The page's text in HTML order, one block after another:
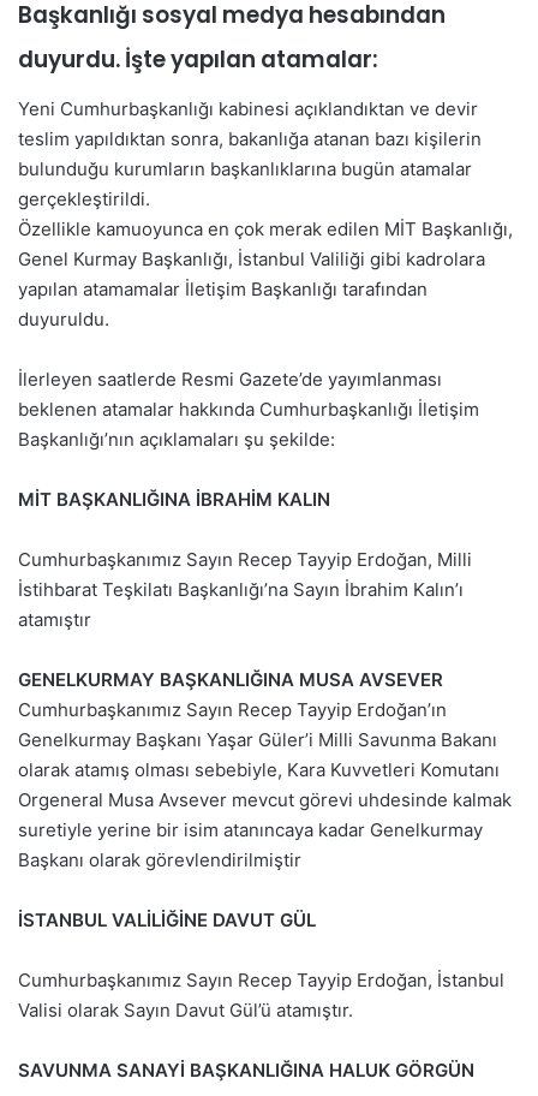
Başkanlığı sosyal medya hesabından
duyurdu. İşte yapılan atamalar:
Yeni Cumhurbaşkanlığı kabinesi açıklandıktan ve devir
teslim yapıldıktan sonra, bakanlığa atanan bazı kişilerin
bulunduğu kurumların başkanlıklarına bugün atamalar
gerçekleştirildi.
Özellikle kamuoyunca en çok merak edilen MİT Başkanlığı,
Genel Kurmay Başkanlığı, İstanbul Valiliği gibi kadrolara
yapılan atamamalar İletişim Başkanlığı tarafından
duyuruldu.
İlerleyen saatlerde Resmi Gazete’de yayımlanması
beklenen atamalar hakkında Cumhurbaşkanlığı İletişim
Başkanlığı’nın açıklamaları şu şekilde:
MİT BAŞKANLIĞINA İBRAHİM KALIN
Cumhurbaşkanımız Sayın Recep Tayyip Erdoğan, Milli
İstihbarat Teşkilatı Başkanlığı’na Sayın İbrahim Kalın’ı
atamıştır
GENELKURMAY BAŞKANLIĞINA MUSA AVSEVER
Cumhurbaşkanımız Sayın Recep Tayyip Erdoğan’ın
Genelkurmay Başkanı Yaşar Güler’i Milli Savunma Bakanı
olarak atamış olması sebebiyle, Kara Kuvvetleri Komutanı
Orgeneral Musa Avsever mevcut görevi uhdesinde kalmak
suretiyle yerine bir isim atanıncaya kadar Genelkurmay
Başkanı olarak görevlendirilmiştir
İSTANBUL VALİLİĞİNE DAVUT GÜL
Cumhurbaşkanımız Sayın Recep Tayyip Erdoğan, İstanbul
Valisi olarak Sayın Davut Gül’ü atamıştır.
SAVUNMA SANAYİ BAŞKANLIĞINA HALUK GÖRGÜN